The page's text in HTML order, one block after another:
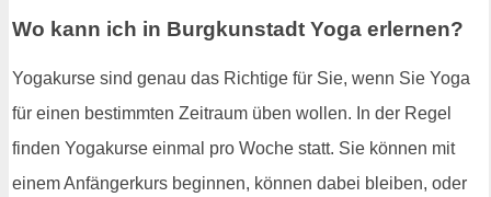
Wo kann ich in Burgkunstadt Yoga erlernen?
Yogakurse sind genau das Richtige für Sie, wenn Sie Yoga
für einen bestimmten Zeitraum üben wollen. In der Regel
finden Yogakurse einmal pro Woche statt. Sie können mit
einem Anfängerkurs beginnen, können dabei bleiben, oder